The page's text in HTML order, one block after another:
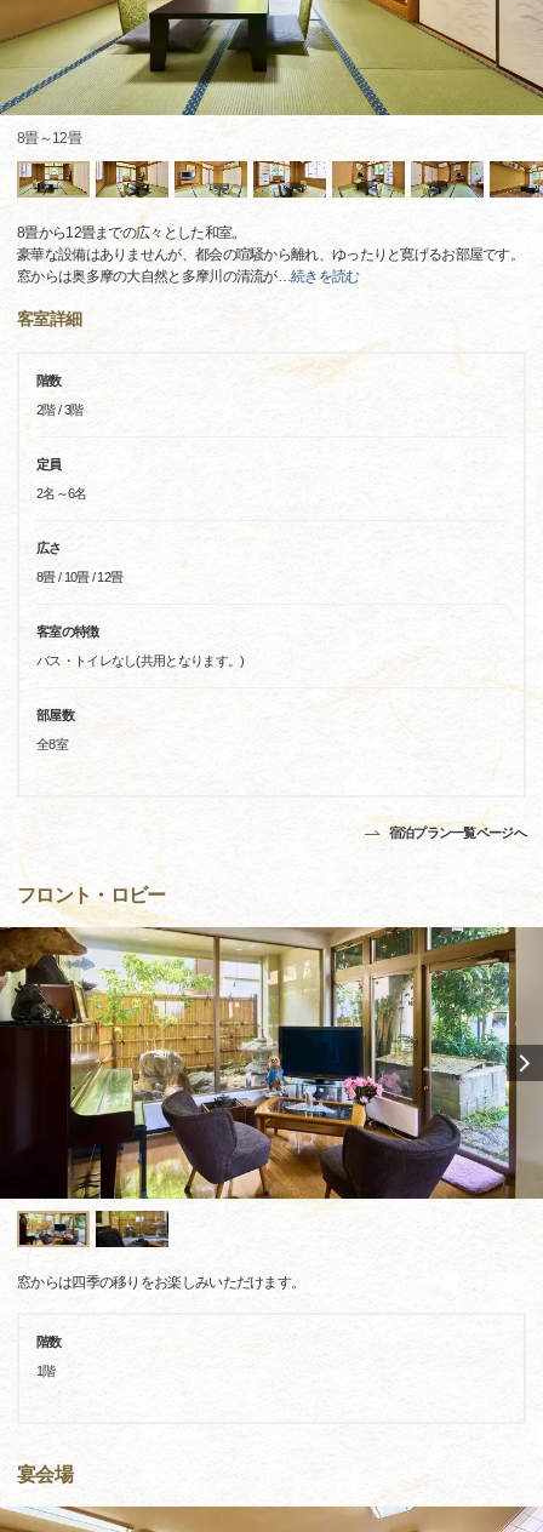
8畳～12畳
8畳から12畳までの広々とした和室。
豪華な設備はありませんが、都会の喧騒から離れ、ゆったりと寛げるお部屋です。
窓からは奥多摩の大自然と多摩川の清流が…続きを読む
客室詳細
階数
2階 / 3階
定員
2名～6名
広さ
8畳 / 10畳 / 12畳
客室の特徴
バス・トイレなし(共用となります。)
部屋数
全8室
宿泊プラン一覧ページへ
フロント・ロビー
窓からは四季の移りをお楽しみいただけます。
階数
1階
宴会場